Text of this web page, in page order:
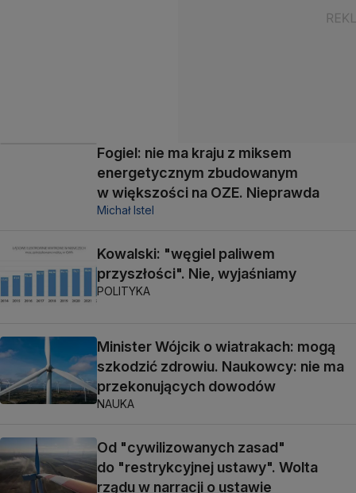
Fogiel: nie ma kraju z miksem
energetycznym zbudowanym
w większości na OZE. Nieprawda
Michał Istel
Kowalski: "węgiel paliwem
przyszłości". Nie, wyjaśniamy
POLITYKA
Minister Wójcik o wiatrakach: mogą
szkodzić zdrowiu. Naukowcy: nie ma
przekonujących dowodów
NAUKA
Od "cywilizowanych zasad"
do "restrykcyjnej ustawy". Wolta
rządu w narracji o ustawie